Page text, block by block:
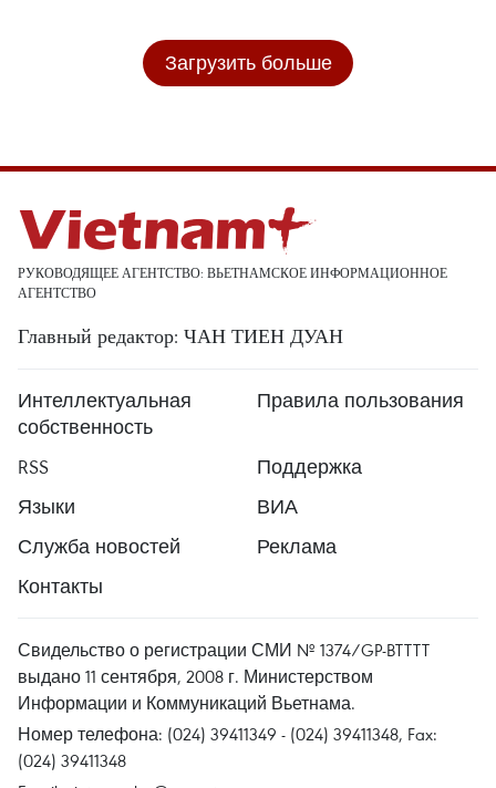
Загрузить больше
РУКОВОДЯЩЕЕ АГЕНТСТВО: ВЬЕТНАМСКОЕ ИНФОРМАЦИОННОЕ
АГЕНТСТВО
Главный редактор: ЧАН ТИЕН ДУАН
Интеллектуальная
собственность
Правила пользования
RSS
Поддержка
Языки
ВИА
Служба новостей
Реклама
Контакты
Свидельство о регистрации СМИ № 1374/GP-BTTTT
выдано 11 сентября, 2008 г. Министерством
Информации и Коммуникаций Вьетнама.
Номер телефона: (024) 39411349 - (024) 39411348, Fax:
(024) 39411348